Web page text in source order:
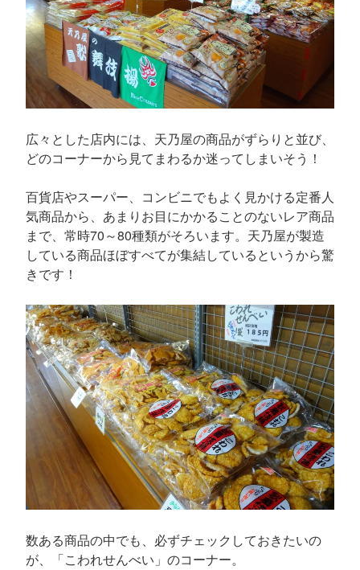
広々とした店内には、天乃屋の商品がずらりと並び、
どのコーナーから見てまわるか迷ってしまいそう！
百貨店やスーパー、コンビニでもよく見かける定番人
気商品から、あまりお目にかかることのないレア商品
まで、常時70～80種類がそろいます。天乃屋が製造
している商品ほぼすべてが集結しているというから驚
きです！
数ある商品の中でも、必ずチェックしておきたいの
が、「こわれせんべい」のコーナー。